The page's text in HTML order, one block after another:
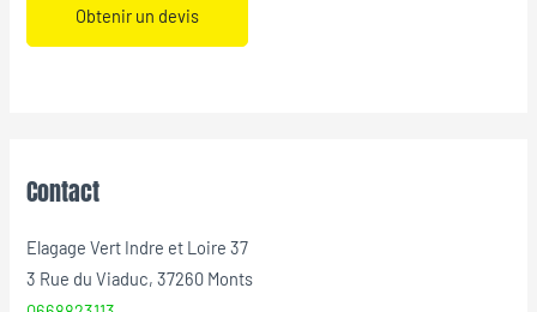
Obtenir un devis
Contact
Elagage Vert Indre et Loire 37
3 Rue du Viaduc, 37260 Monts